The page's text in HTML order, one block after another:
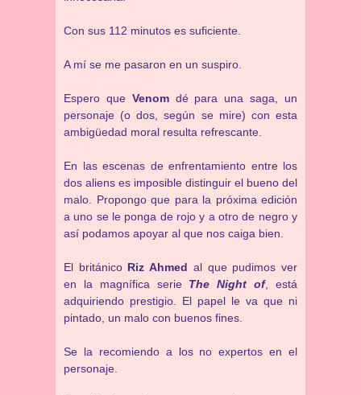
Con sus 112 minutos es suficiente.
A mí se me pasaron en un suspiro.
Espero que Venomdé para una saga, un
personaje (o dos, según se mire) con esta
ambigüedad moral resulta refrescante.
En las escenas de enfrentamiento entre los
dos aliens es imposible distinguir el bueno del
malo. Propongo que para la próxima edición
a uno se le ponga de rojo y a otro de negro y
así podamos apoyar al que nos caiga bien.
El británico Riz Ahmed al que pudimos ver
en la magnífica serie The Night of, está
adquiriendo prestigio. El papel le va que ni
pintado, un malo con buenos fines.
Se la recomiendo a los no expertos en el
personaje.